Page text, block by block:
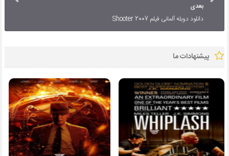
بعدی
دانلود دوبله آلمانی فیلم Shooter 2007
پیشنهادات ما